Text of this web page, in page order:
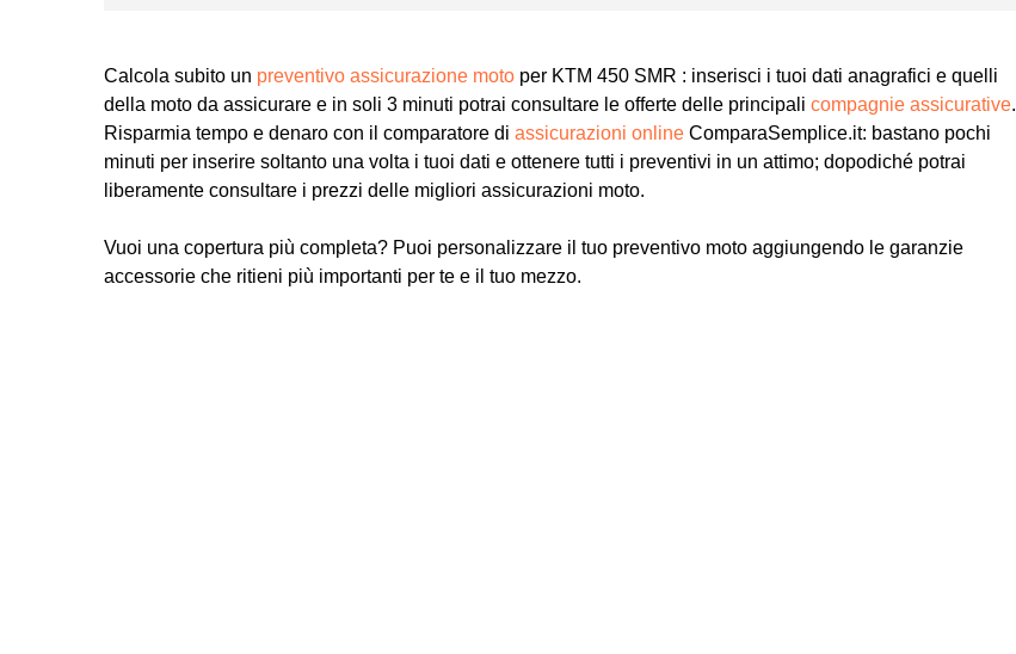
Calcola subito un preventivo assicurazione moto per KTM 450 SMR : inserisci i tuoi dati anagrafici e quelli
della moto da assicurare e in soli 3 minuti potrai consultare le offerte delle principali compagnie assicurative.
Risparmia tempo e denaro con il comparatore di assicurazioni online ComparaSemplice.it: bastano pochi
minuti per inserire soltanto una volta i tuoi dati e ottenere tutti i preventivi in un attimo; dopodiché potrai
liberamente consultare i prezzi delle migliori assicurazioni moto.
Vuoi una copertura più completa? Puoi personalizzare il tuo preventivo moto aggiungendo le garanzie
accessorie che ritieni più importanti per te e il tuo mezzo.